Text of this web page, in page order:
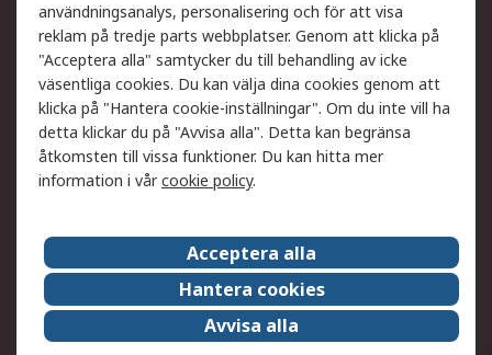
Support
Få hjälp
Retur av varor
Leverans
Spåra din order
Begär en fakturakopi
Fördelar med RS-konto
Betalningsalternativ
Om RS
Försäljningsvillkor
Det juridiska
Press Centre
Jobba hos RS
ESG
användningsanalys, personalisering och för att visa
reklam på tredje parts webbplatser. Genom att klicka på
"Acceptera alla" samtycker du till behandling av icke
väsentliga cookies. Du kan välja dina cookies genom att
klicka på "Hantera cookie-inställningar". Om du inte vill ha
detta klickar du på "Avvisa alla". Detta kan begränsa
åtkomsten till vissa funktioner. Du kan hitta mer
information i vårcookie policy.
Acceptera alla
Hantera cookies
Avvisa alla